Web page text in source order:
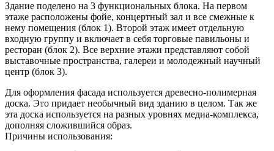
Здание поделено на 3 функциональных блока. На первом
этаже расположены фойе, концертный зал и все смежные к
нему помещения (блок 1). Второй этаж имеет отдельную
входную группу и включает в себя торговые павильоны и
ресторан (блок 2). Все верхние этажи представляют собой
выставочные пространства, галереи и молодежный научный
центр (блок 3).
Для оформления фасада используется древесно-полимерная
доска. Это придает необычный вид зданию в целом. Так же
эта доска используется на разных уровнях медиа-комплекса,
дополняя сложившийся образ.
Причины использования: